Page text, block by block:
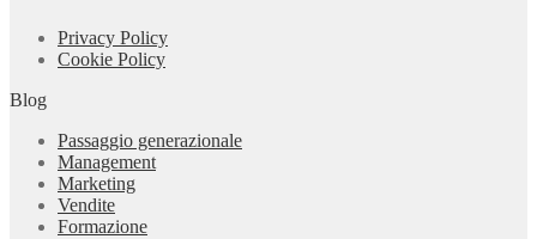
Privacy Policy
Cookie Policy
Blog
Passaggio generazionale
Management
Marketing
Vendite
Formazione